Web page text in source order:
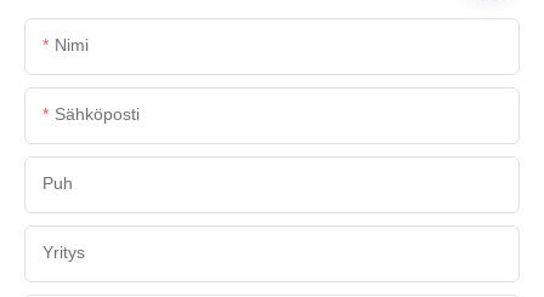
Nimi
Sähköposti
Puh
Yritys